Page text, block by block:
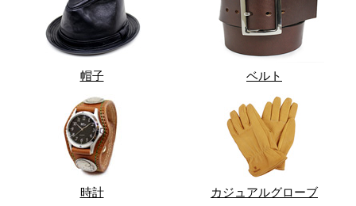
帽子 ベルト
時計 カジュアルグローブ